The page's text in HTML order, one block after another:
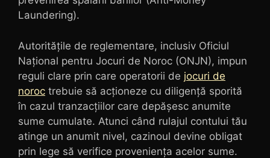
Laundering).
Autoritățile de reglementare, inclusiv Oficiul
Național pentru Jocuri de Noroc (ONJN), impun
reguli clare prin care operatorii de jocuri de
noroc trebuie să acționeze cu diligență sporită
în cazul tranzacțiilor care depășesc anumite
sume cumulate. Atunci când rulajul contului tău
atinge un anumit nivel, cazinoul devine obligat
prin lege să verifice proveniența acelor sume.